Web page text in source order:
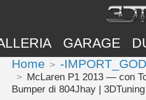
GARAGE
Home -
McLaren P1 2013 — con
Bumper di 804Jhay | 3DTuning